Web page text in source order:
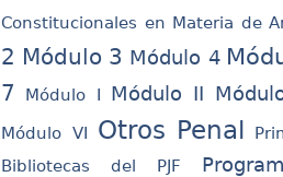
Constitucionales en Materia de
2 Módulo 3 Módulo 4
7 Módulo I Módulo II
Módulo VI Otros Penal
Bibliotecas del PJF